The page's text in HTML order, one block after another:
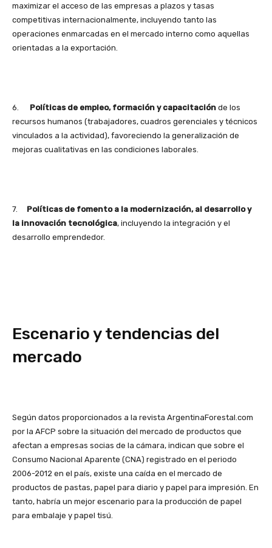
maximizar el acceso de las empresas a plazos y tasas
competitivas internacionalmente, incluyendo tanto las
operaciones enmarcadas en el mercado interno como aquellas
orientadas a la exportación.
6. Políticas de empleo, formación y capacitación de los
recursos humanos (trabajadores, cuadros gerenciales y técnicos
vinculados a la actividad), favoreciendo la generalización de
mejoras cualitativas en las condiciones laborales.
7. Políticas de fomento a la modernización, al desarrollo y
la innovación tecnológica, incluyendo la integración y el
desarrollo emprendedor.
Escenario y tendencias del
mercado
Según datos proporcionados a la revista ArgentinaForestal.com
por la AFCP sobre la situación del mercado de productos que
afectan a empresas socias de la cámara, indican que sobre el
Consumo Nacional Aparente (CNA) registrado en el periodo
2006-2012 en el país, existe una caída en el mercado de
productos de pastas, papel para diario y papel para impresión. En
tanto, habría un mejor escenario para la producción de papel
para embalaje y papel tisú.